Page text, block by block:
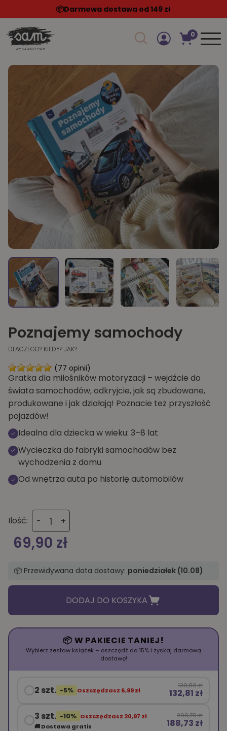
📦️Darmowa dostawa od 149 zł
0
Poznajemy samochody
DLACZEGO? KIEDY? JAK?
(77 opinii)
Gratka dla miłośników motoryzacji – wejdźcie do
świata samochodów, odkryjcie, jak są zbudowane,
produkowane i jak działają! Poznacie też przyszłość
pojazdów!
Idealna dla dziecka w wieku: 3–8 lat
Wycieczka do fabryki samochodów bez
wychodzenia z domu
Od wnętrza auta po historię automobilów
Ilość: -
Poznajemy
samochody
+
69,90 zł
📦 Przewidywana data dostawy: poniedziałek (10.08)
DODAJ DO KOSZYKA
📦 W PAKIECIE TANIEJ!
Wybierz zestaw książek – oszczędź do 15% i zyskaj darmową
dostawę!
2 szt. -5% Oszczędzasz 6,99 zł
139,80 zł
132,81 zł
3 szt. -10% Oszczędzasz 20,97 zł
🚚 Dostawa gratis
209,70 zł
188,73 zł